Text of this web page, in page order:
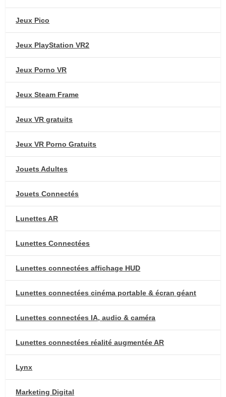
Jeux Pico
Jeux PlayStation VR2
Jeux Porno VR
Jeux Steam Frame
Jeux VR gratuits
Jeux VR Porno Gratuits
Jouets Adultes
Jouets Connectés
Lunettes AR
Lunettes Connectées
Lunettes connectées affichage HUD
Lunettes connectées cinéma portable & écran géant
Lunettes connectées IA, audio & caméra
Lunettes connectées réalité augmentée AR
Lynx
Marketing Digital